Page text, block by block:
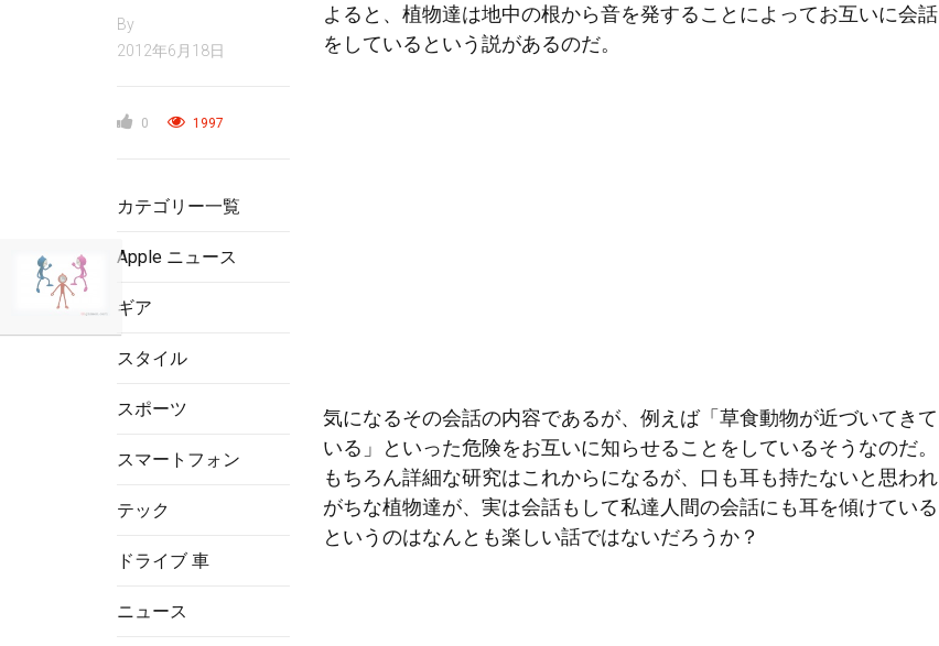
By
2012年6月18日
0 1997
カテゴリー一覧
Apple ニュース
ギア
スタイル
スポーツ
スマートフォン
テック
ドライブ 車
ニュース
よると、 植物達は地中の根から音を発することによってお互いに会話
をしているという説があるのだ。
気になるその会話の内容であるが、例えば「草食動物が近づいてきて
いる」といった危険をお互いに知らせることをしているそうなのだ。
もちろん詳細な研究はこれからになるが、口も耳も持たないと思われ
がちな植物達が、実は会話もして私達人間の会話にも耳を傾けている
というのはなんとも楽しい話ではないだろうか？